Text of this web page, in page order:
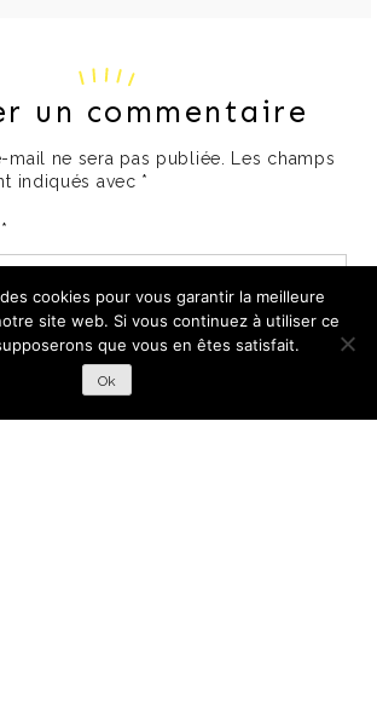
un commentaire
mail ne sera pas publiée. Les champs
indiqués avec *
*
cookies pour vous garantir la meilleure
site web. Si vous continuez à utiliser ce
que vous en êtes satisfait.
Ok